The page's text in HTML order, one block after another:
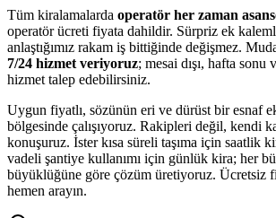
Tüm kiralamalarda operatör her zaman
operatör ücreti fiyata dahildir. Sürpriz ek
anlaştığımız rakam iş bittiğinde değişmez.
7/24 hizmet veriyoruz; mesai dışı, hafta
hizmet talep edebilirsiniz.
Uygun fiyatlı, sözünün eri ve dürüst bir esnaf
bölgesinde çalışıyoruz. Rakipleri değil, kendi
konuşuruz. İster kısa süreli taşıma için saatlik
vadeli şantiye kullanımı için günlük kira; her
büyüklüğüne göre çözüm üretiyoruz. Ücretsiz
hemen arayın.